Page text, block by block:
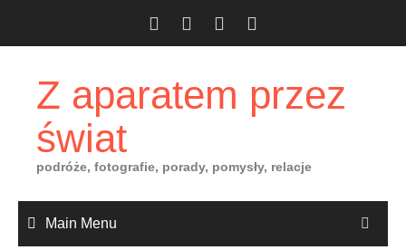
Z aparatem przez
świat
podróże, fotografie, porady, pomysły, relacje
Main Menu